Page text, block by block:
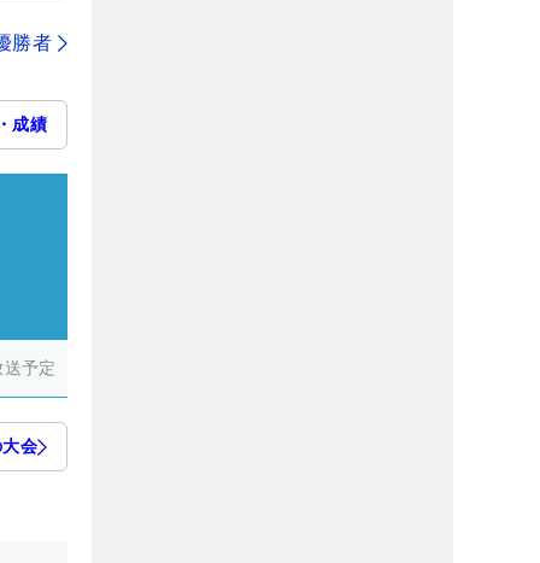
勝者
成績
予定
会